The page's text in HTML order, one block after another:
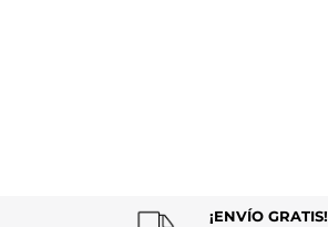
¡ENVÍO GRATIS!